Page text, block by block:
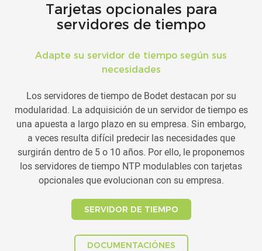
Tarjetas opcionales para
servidores de tiempo
Adapte su servidor de tiempo según sus
necesidades
Los servidores de tiempo de Bodet destacan por su
modularidad. La adquisición de un servidor de tiempo es
una apuesta a largo plazo en su empresa. Sin embargo,
a veces resulta difícil predecir las necesidades que
surgirán dentro de 5 o 10 años. Por ello, le proponemos
los servidores de tiempo NTP modulables con tarjetas
opcionales que evolucionan con su empresa.
SERVIDOR DE TIEMPO
DOCUMENTACIÓNES